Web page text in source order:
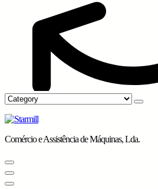
Comércio e Assistência de Máquinas, Lda.